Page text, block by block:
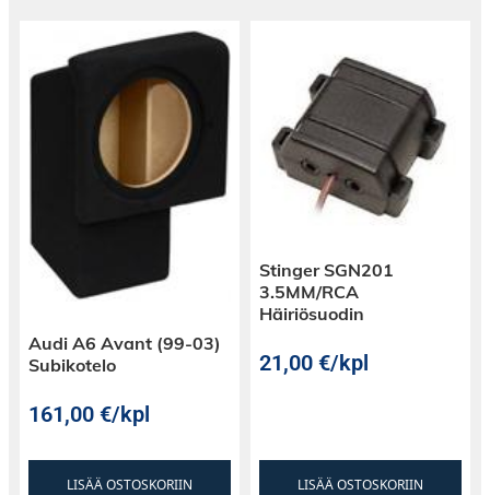
Audi A6 Avant (99-03)
Subikotelo
161,00€/kpl
LISÄÄ OSTOSKORIIN
Stinger SGN201
3.5MM/RCA
Häiriösuodin
21,00€/kpl
LISÄÄ OSTOSKORIIN